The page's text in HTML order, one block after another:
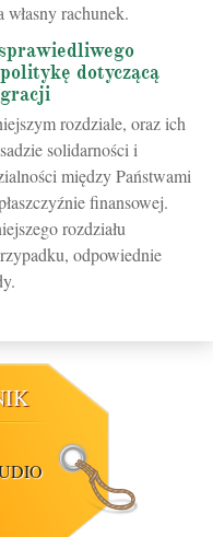
rachunek.
dotyczącą
rozdziale, oraz ich
solidarności i
między Państwami
finansowej.
rozdziału
odpowiednie